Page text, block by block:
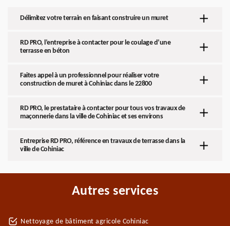
Délimitez votre terrain en faisant construire un muret
RD PRO, l’entreprise à contacter pour le coulage d’une
terrasse en béton
Faites appel à un professionnel pour réaliser votre
construction de muret à Cohiniac dans le 22800
RD PRO, le prestataire à contacter pour tous vos travaux de
maçonnerie dans la ville de Cohiniac et ses environs
Entreprise RD PRO, référence en travaux de terrasse dans la
ville de Cohiniac
Autres services
Nettoyage de bâtiment agricole Cohiniac